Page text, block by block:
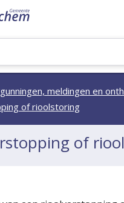
meldingen en
of rioolstoring
of